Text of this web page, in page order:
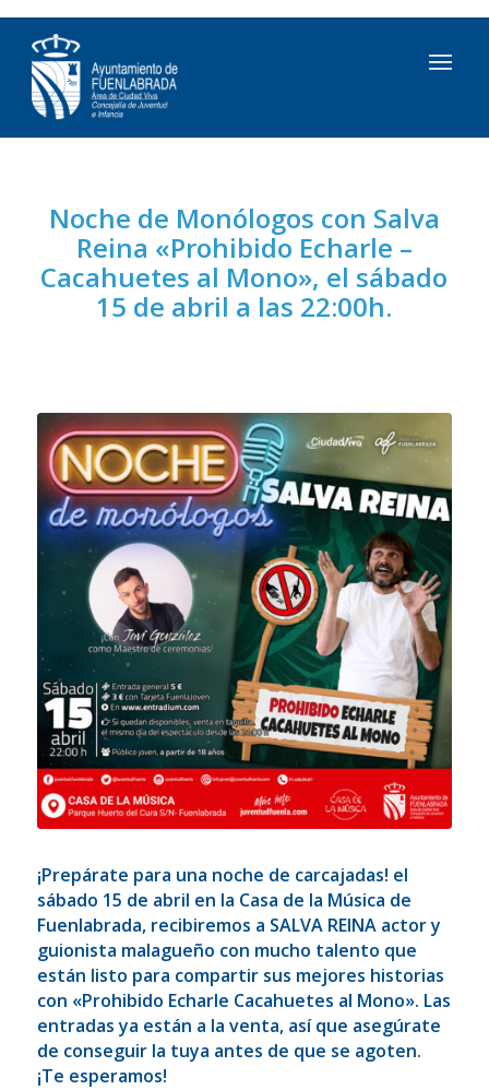
Noche de Monólogos con Salva
Reina «Prohibido Echarle –
Cacahuetes al Mono», el sábado
15 de abril a las 22:00h.
¡Prepárate para una noche de carcajadas! el
sábado 15 de abril en la Casa de la Música de
Fuenlabrada, recibiremos a SALVA REINAactor y
guionista malagueño con mucho talento que
están listo para compartir sus mejores historias
con «Prohibido Echarle Cacahuetes al Mono». Las
entradas ya están a la venta, así que asegúrate
de conseguir la tuya antes de que se agoten.
¡Te esperamos!